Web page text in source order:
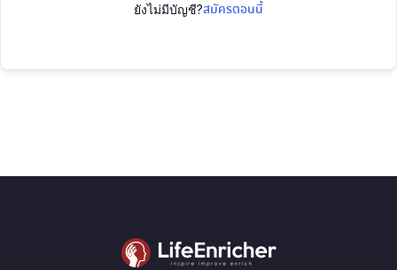
ยังไม่มีบัญชี?สมัครตอนนี้